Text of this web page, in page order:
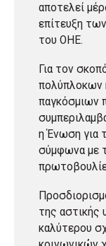
αποτελεί
επίτευξη
του ΟΗΕ.
Για τον
πολύπλοκων
παγκόσμιων
η Ένωση για
σύμφωνα με
της αστικής
καλύτερου